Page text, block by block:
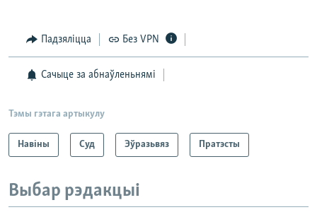
Падзяліцца Без VPN
Сачыце за абнаўленьнямі
Тэмы гэтага артыкулу
Навіны Суд Эўразьвяз Пратэсты
Выбар рэдакцыі